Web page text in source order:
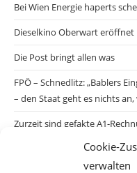
Cookie-
verwalten
Bei Wien Energie haperts
Dieselkino Oberwart
Die Post bringt allen was
FPÖ – Schnedlitz: „Bablers
– den Staat geht es nichts
Zurzeit sind gefakte A1-
Salzburgs Juden und ihre
die Gefahr endlich konkret!“